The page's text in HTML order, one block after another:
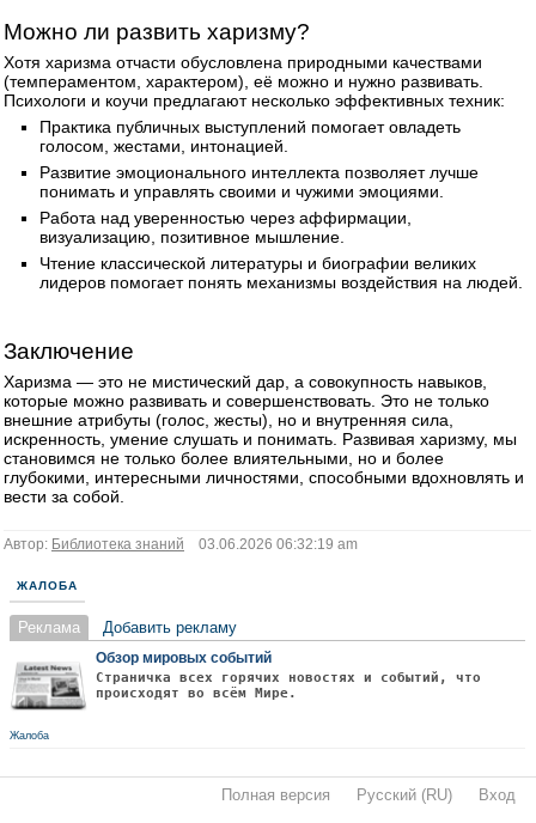
Можно ли развить харизму?
Хотя харизма отчасти обусловлена природными качествами
(темпераментом, характером), её можно и нужно развивать.
Психологи и коучи предлагают несколько эффективных техник:
Практика публичных выступлений помогает овладеть
голосом, жестами, интонацией.
Развитие эмоционального интеллекта позволяет лучше
понимать и управлять своими и чужими эмоциями.
Работа над уверенностью через аффирмации,
визуализацию, позитивное мышление.
Чтение классической литературы и биографии великих
лидеров помогает понять механизмы воздействия на людей.
Заключение
Харизма — это не мистический дар, а совокупность навыков,
которые можно развивать и совершенствовать. Это не только
внешние атрибуты (голос, жесты), но и внутренняя сила,
искренность, умение слушать и понимать. Развивая харизму, мы
становимся не только более влиятельными, но и более
глубокими, интересными личностями, способными вдохновлять и
вести за собой.
Автор: Библиотека знаний 03.06.2026 06:32:19 am
ЖАЛОБА
Реклама Добавить рекламу
Обзор мировых событий
Страничка всех горячих новостях и событий, что
происходят во всём Мире.
Жалоба
Полная версия Русский (RU) Вход